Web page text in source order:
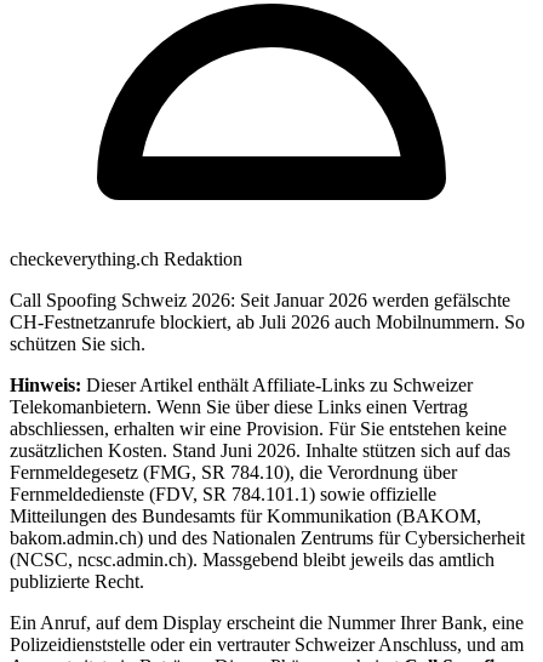
checkeverything.ch Redaktion
Call Spoofing Schweiz 2026: Seit Januar 2026 werden gefälschte
CH-Festnetzanrufe blockiert, ab Juli 2026 auch Mobilnummern. So
schützen Sie sich.
Hinweis: Dieser Artikel enthält Affiliate-Links zu Schweizer
Telekomanbietern. Wenn Sie über diese Links einen Vertrag
abschliessen, erhalten wir eine Provision. Für Sie entstehen keine
zusätzlichen Kosten. Stand Juni 2026. Inhalte stützen sich auf das
Fernmeldegesetz (FMG, SR 784.10), die Verordnung über
Fernmeldedienste (FDV, SR 784.101.1) sowie offizielle
Mitteilungen des Bundesamts für Kommunikation (BAKOM,
bakom.admin.ch) und des Nationalen Zentrums für Cybersicherheit
(NCSC, ncsc.admin.ch). Massgebend bleibt jeweils das amtlich
publizierte Recht.
Ein Anruf, auf dem Display erscheint die Nummer Ihrer Bank, eine
Polizeidienststelle oder ein vertrauter Schweizer Anschluss, und am